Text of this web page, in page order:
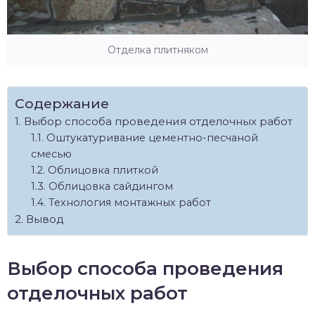
Отделка плитняком
Содержание
Выбор способа проведения отделочных работ
Оштукатуривание цементно-песчаной
смесью
Облицовка плиткой
Облицовка сайдингом
Технология монтажных работ
Вывод
Выбор способа проведения
отделочных работ